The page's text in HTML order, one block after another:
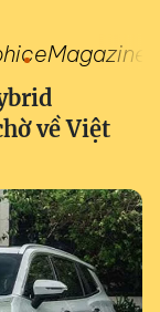
eMagazine
về Việt